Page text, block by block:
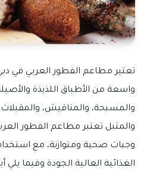
تعتبر مطاعم الفطور العربي في
واسعة من الأطباق اللذيذة
والمسبحة، والمناقيش،
والمتبل تعتبر مطاعم الفطور
وجبات صحية ومتوازنة، مع
الغذائية العالية الجودة وفيما